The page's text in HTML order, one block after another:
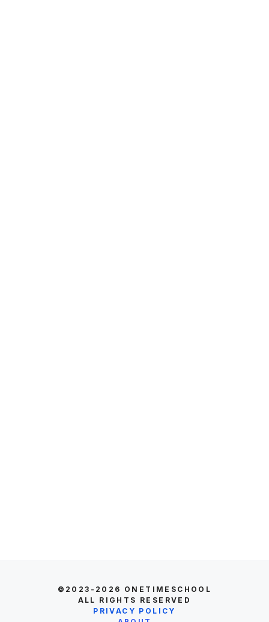
©2023-2026 ONETIMESCHOOL
ALL RIGHTS RESERVED
PRIVACY POLICY